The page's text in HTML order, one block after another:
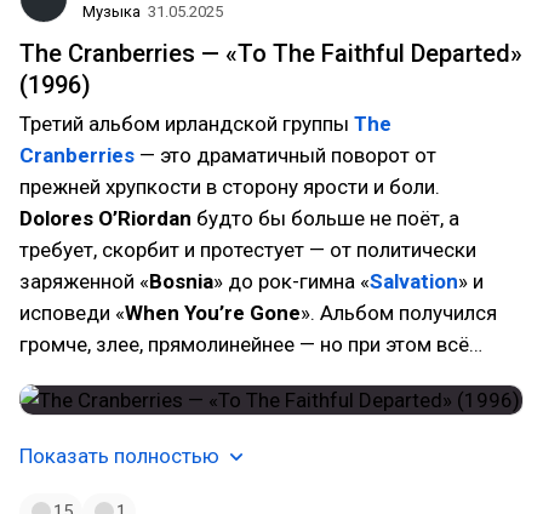
Музыка 31.05.2025
The Cranberries — «To The Faithful Departed»
(1996)
Третий альбом ирландской группы The
Cranberries — это драматичный поворот от
прежней хрупкости в сторону ярости и боли.
Dolores O’Riordan будто бы больше не поёт, а
требует, скорбит и протестует — от политически
заряженной «Bosnia» до рок-гимна «Salvation» и
исповеди «When You’re Gone». Альбом получился
громче, злее, прямолинейнее — но при этом всё…
Показать полностью